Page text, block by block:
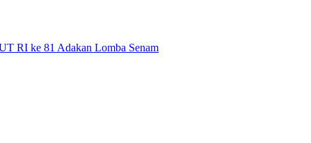
RI ke 81 Adakan Lomba Senam